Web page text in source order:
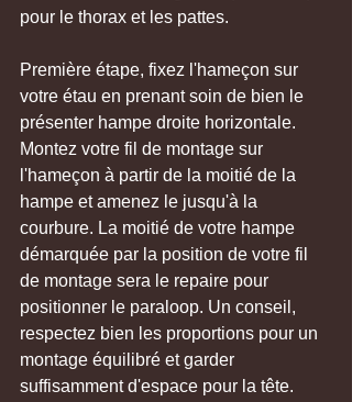
pour le thorax et les pattes.
Première étape, fixez l'hameçon sur
votre étau en prenant soin de bien le
présenter hampe droite horizontale.
Montez votre fil de montage sur
l'hameçon à partir de la moitié de la
hampe et amenez le jusqu'à la
courbure. La moitié de votre hampe
démarquée par la position de votre fil
de montage sera le repaire pour
positionner le paraloop. Un conseil,
respectez bien les proportions pour un
montage équilibré et garder
suffisamment d'espace pour la tête.